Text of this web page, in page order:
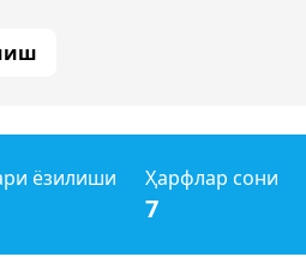
ёзилиши Ҳарфлар сони
7